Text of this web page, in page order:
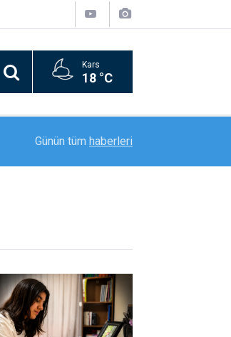
Kars
18 °C
Rektör Prof. Dr. Nusret Akpolat’tan Gana
Günün tüm haberleri